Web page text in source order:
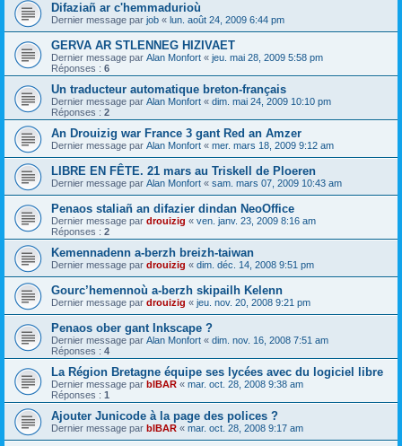
Difaziañ ar c'hemmadurioù
Dernier message par job « lun. août 24, 2009 6:44 pm
GERVA AR STLENNEG HIZIVAET
Dernier message par Alan Monfort « jeu. mai 28, 2009 5:58 pm
Réponses : 6
Un traducteur automatique breton-français
Dernier message par Alan Monfort « dim. mai 24, 2009 10:10 pm
Réponses : 2
An Drouizig war France 3 gant Red an Amzer
Dernier message par Alan Monfort « mer. mars 18, 2009 9:12 am
LIBRE EN FÊTE. 21 mars au Triskell de Ploeren
Dernier message par Alan Monfort « sam. mars 07, 2009 10:43 am
Penaos staliañ an difazier dindan NeoOffice
Dernier message par drouizig « ven. janv. 23, 2009 8:16 am
Réponses : 2
Kemennadenn a-berzh breizh-taiwan
Dernier message par drouizig « dim. déc. 14, 2008 9:51 pm
Gourc’hemennoù a-berzh skipailh Kelenn
Dernier message par drouizig « jeu. nov. 20, 2008 9:21 pm
Penaos ober gant Inkscape ?
Dernier message par Alan Monfort « dim. nov. 16, 2008 7:51 am
Réponses : 4
La Région Bretagne équipe ses lycées avec du logiciel libre
Dernier message par bIBAR « mar. oct. 28, 2008 9:38 am
Réponses : 1
Ajouter Junicode à la page des polices ?
Dernier message par bIBAR « mar. oct. 28, 2008 9:17 am